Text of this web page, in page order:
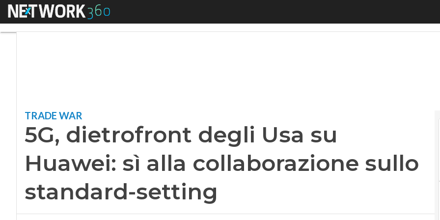
Menu 5G, dietrofront degli Usa su Huawei: sì alla collaborazione sullo
TRADE WAR
5G, dietrofront degli Usa su
Huawei: sì alla collaborazione sullo
standard-setting